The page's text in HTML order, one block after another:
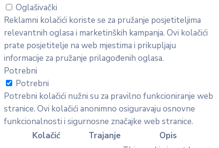
Oglašivački
Reklamni kolačići koriste se za pružanje posjetiteljima
relevantnih oglasa i marketinških kampanja. Ovi kolačići
prate posjetitelje na web mjestima i prikupljaju
informacije za pružanje prilagođenih oglasa.
Potrebni
Potrebni
Potrebni kolačići nužni su za pravilno funkcioniranje web
stranice. Ovi kolačići anonimno osiguravaju osnovne
funkcionalnosti i sigurnosne značajke web stranice.
Kolačić
Trajanje Opis